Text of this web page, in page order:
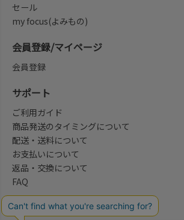
会社概要/お問合せ先
セール
my focus(よみもの)
会員登録/マイページ
会員登録
サポート
ご利用ガイド
商品発送のタイミングについて
配送・送料について
お支払いについて
返品・交換について
FAQ